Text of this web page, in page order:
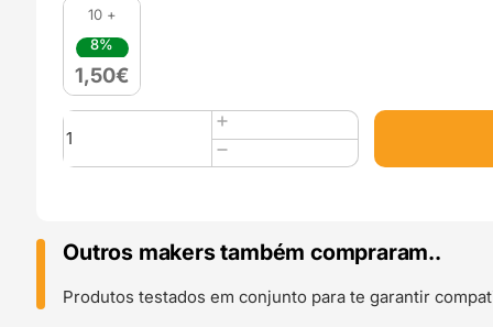
10 +
8%
1,50€
Quantidade
de
LM10UU
(
Linear
Bearings
Outros makers também compraram..
Produtos testados em conjunto para te garantir